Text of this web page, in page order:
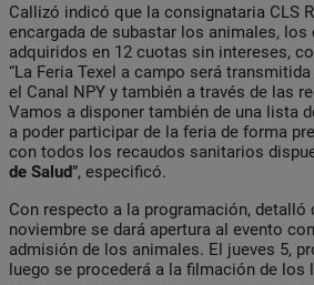
Callizó indicó que la consignataria CLS
encargada de subastar los animales, los
adquiridos en 12 cuotas sin intereses,
“La Feria Texel a campo será
el Canal NPY y también a través de las
Vamos a disponer también de una lista
a poder participar de la feria de forma
con todos los recaudos sanitarios
de Salud”, especificó.
Con respecto a la programación, detalló
noviembre se dará apertura al evento
admisión de los animales. El jueves 5,
luego se procederá a la filmación de los